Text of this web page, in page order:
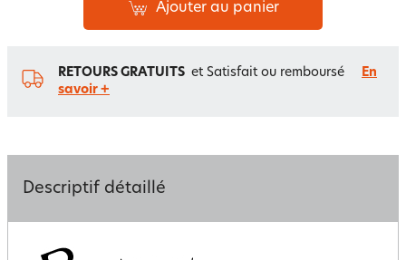
Ajouter au panier
RETOURS GRATUITS et Satisfait ou remboursé
En
savoir +
Descriptif détaillé